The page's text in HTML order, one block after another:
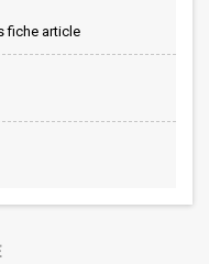
fiche article